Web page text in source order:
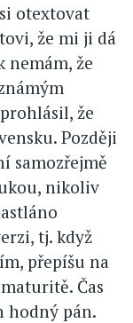
otextovat
že mi ji dá
nemám, že
že
Později
samozřejmě
nikoliv
tj. když
přepíšu na
Čas
hodný pán.